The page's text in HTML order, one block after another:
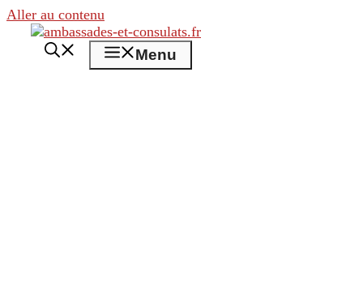
Aller au contenu
Menu